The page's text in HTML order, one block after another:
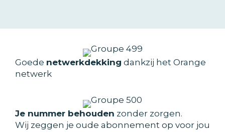
Goede netwerkdekking dankzij het Orange
netwerk
Je nummer behouden zonder zorgen.
Wij zeggen je oude abonnement op voor jou